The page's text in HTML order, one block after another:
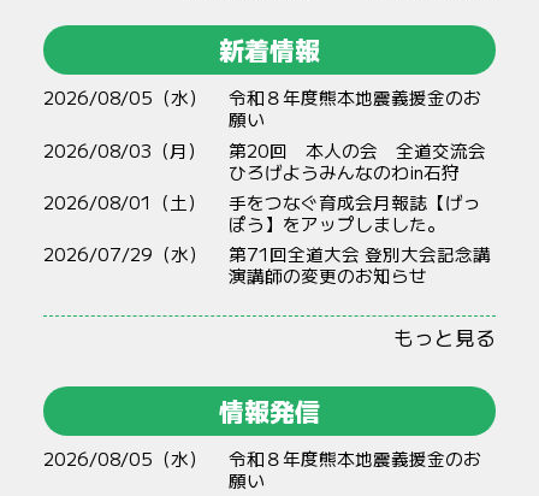
新着情報
2026/08/05（水）
令和８年度熊本地震義援金のお
願い
2026/08/03（月）
第20回 本人の会 全道交流会
ひろげようみんなのわin石狩
2026/08/01（土）
手をつなぐ育成会月報誌【げっ
ぽう】をアップしました。
2026/07/29（水）
第71回全道大会 登別大会記念講
演講師の変更のお知らせ
もっと見る
情報発信
2026/08/05（水）
令和８年度熊本地震義援金のお
願い